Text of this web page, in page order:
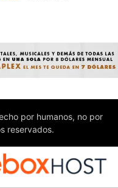
por humanos, no por
reservados.